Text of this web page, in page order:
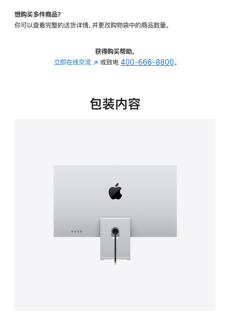
想购买多件商品？
你可以查看完整的送货详情，并更改购物袋中的商品数量。
获得购买帮助，
立即在线交流 (在
中
或致电 400-666-8800。
包装内容